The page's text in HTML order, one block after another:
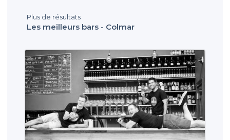
Plus de résultats
Les meilleurs bars - Colmar